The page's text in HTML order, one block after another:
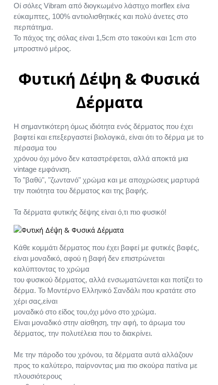
Οί σόλες Vibram από διογκωμένο λάστιχο morflex είνα
εύκαμπτες, 100% αντιολισθητικές και πολύ άνετες στο
περπάτημα.
Το πάχος της σόλας είναι 1,5cm στο τακούνι και 1cm στο
μπροστινό μέρος.
Φυτική Δέψη & Φυσικά
Δέρματα
Η σημαντικότερη όμως ιδιότητα ενός δέρματος που έχει
βαφτεί και επεξεργαστεί βιολογικά, είναι ότι το δέρμα με το
πέρασμα του
χρόνου όχι μόνο δεν καταστρέφεται, αλλά αποκτά μια
vintage εμφάνιση.
Το "βαθύ", "ζωντανό" χρώμα και με αποχρώσεις μαρτυρά
την ποιότητα του δέρματος και της βαφής.
Τα δέρματα φυτικής δέψης είναι ό,τι πιο φυσικό!
Κάθε κομμάτι δέρματος που έχει βαφεί με φυτικές βαφές,
είναι μοναδικό, αφού η βαφή δεν επιστρώνεται
καλύπτοντας το χρώμα
του φυσικού δέρματος, αλλά ενσωματώνεται και ποτίζει το
δέρμα. Το Μοντέρνο Ελληνικό Σανδάλι που κρατάτε στο
χέρι σας,είναι
μοναδικό στο είδος του,όχι μόνο στο χρώμα.
Είναι μοναδικό στην αίσθηση, την αφή, το άρωμα του
δέρματος, την πολυτέλεια που το διακρίνει.
Με την πάροδο του χρόνου, τα δέρματα αυτά αλλάζουν
προς το καλύτερο, παίρνοντας μια πιο σκούρα πατίνα με
πλουσιότερους